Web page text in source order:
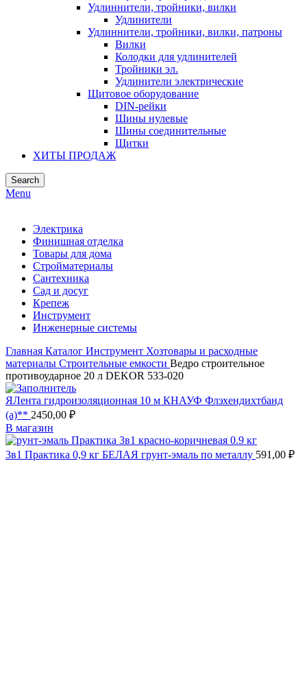
Удлиннители, тройники, вилки
Удлинители
Удлиннители, тройники, вилки, патроны
Вилки
Колодки для удлинителей
Тройники эл.
Удлинители электрические
Щитовое оборудование
DIN-рейки
Шины нулевые
Шины соединительные
Щитки
ХИТЫ ПРОДАЖ
Search
Menu
Электрика
Финишная отделка
Товары для дома
Стройматериалы
Сантехника
Сад и досуг
Крепеж
Инструмент
Инженерные системы
Главная Каталог Инструмент Хозтовары и расходные
материалы Строительные емкости Ведро строительное
противоударное 20 л DEKOR 533-020
ЯЛента гидроизоляционная 10 м КНАУФ Флэхендихтбанд
(а)** 2450,00 ₽
В магазин
3в1 Практика 0,9 кг БЕЛАЯ грунт-эмаль по металлу 591,00 ₽